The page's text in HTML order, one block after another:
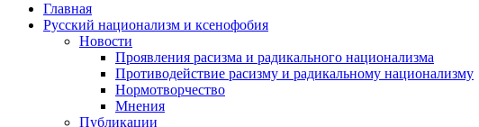
Главная
Русский национализм и ксенофобия
Новости
Проявления расизма и радикального национализма
Противодействие расизму и радикальному национализму
Нормотворчество
Мнения
Публикации